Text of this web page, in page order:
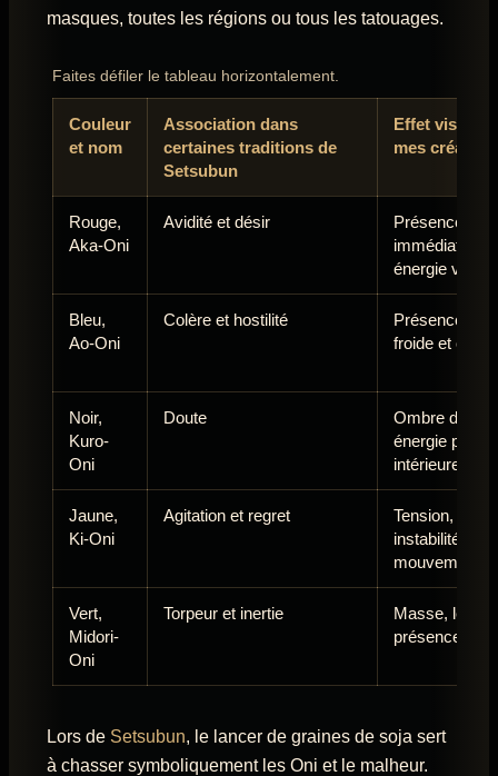
masques, toutes les régions ou tous les tatouages.
Faites défiler le tableau horizontalement.
Couleur
et nom
Association dans
certaines traditions de
Setsubun
Effet visuel
mes
Rouge,
Aka-Oni
Avidité et désir
Présence
immédiate,
énergie vive
Bleu,
Ao-Oni
Colère et hostilité
Présence plus
froide et
Noir,
Kuro-
Oni
Doute
Ombre dense,
énergie plus
intérieure
Jaune,
Ki-Oni
Agitation et regret
Tension,
instabilité,
mouvement
Vert,
Midori-
Oni
Torpeur et inertie
Masse,
présence
Lors de Setsubun, le lancer de graines de soja sert
à chasser symboliquement les Oni et le malheur.